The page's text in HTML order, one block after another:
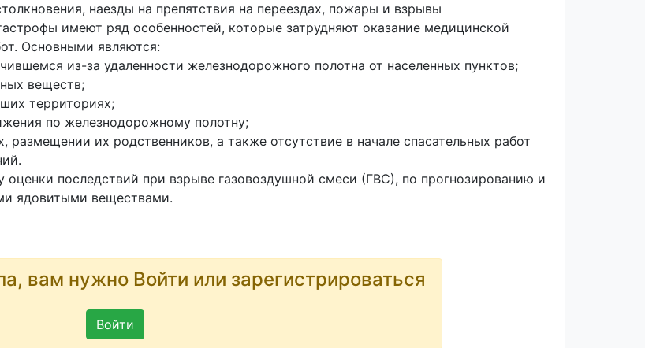
наезды на препятствия на переездах, пожары и взрывы
имеют ряд особенностей, которые затрудняют оказание медицинской
Основными являются:
из-за удаленности железнодорожного полотна от населенных пунктов;
веществ;
территориях;
по железнодорожному полотну;
их родственников, а также отсутствие в начале спасательных работ
оценки последствий при взрыве газовоздушной смеси (ГВС), по прогнозированию и
ядовитыми веществами.
вам нужно Войти или зарегистрироваться
Войти